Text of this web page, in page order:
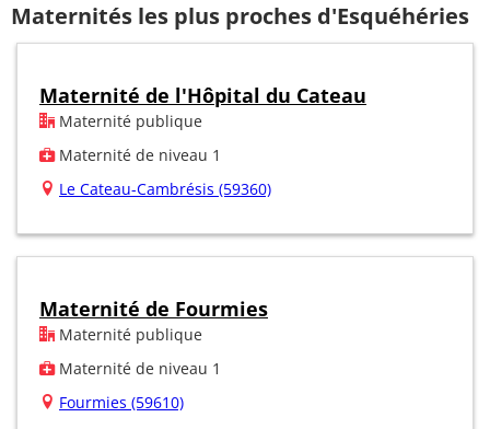
Maternités les plus proches d'Esquéhéries
Maternité de l'Hôpital du Cateau
Maternité publique
Maternité de niveau 1
Le Cateau-Cambrésis (59360)
Maternité de Fourmies
Maternité publique
Maternité de niveau 1
Fourmies (59610)